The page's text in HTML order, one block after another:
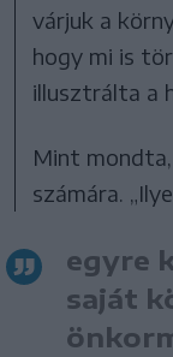
várjuk a
hogy mi is
illusztrálta a
Mint
számára.
egyre
saját